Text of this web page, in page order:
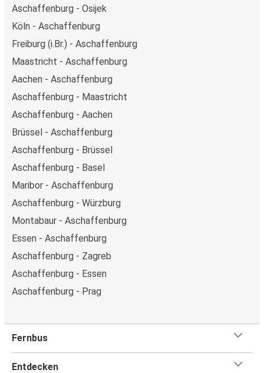
Aschaffenburg - Osijek
Köln - Aschaffenburg
Freiburg (i.Br.) - Aschaffenburg
Maastricht - Aschaffenburg
Aachen - Aschaffenburg
Aschaffenburg - Maastricht
Aschaffenburg - Aachen
Brüssel - Aschaffenburg
Aschaffenburg - Brüssel
Aschaffenburg - Basel
Maribor - Aschaffenburg
Aschaffenburg - Würzburg
Montabaur - Aschaffenburg
Essen - Aschaffenburg
Aschaffenburg - Zagreb
Aschaffenburg - Essen
Aschaffenburg - Prag
Fernbus
Entdecken